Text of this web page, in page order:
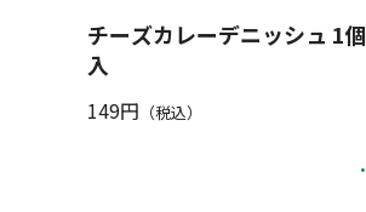
チーズカレーデニッシュ 1個
入
149円 （税込）